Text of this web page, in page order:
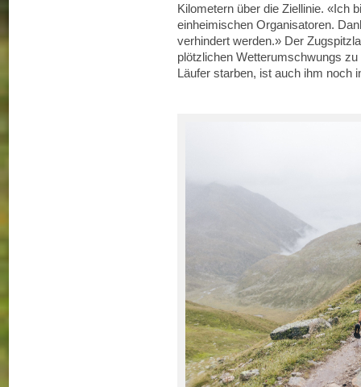
Kilometern über die Ziellinie. «Ich
einheimischen Organisatoren.
verhindert werden.» Der
plötzlichen Wetterumschwungs
Läufer starben, ist auch ihm noch